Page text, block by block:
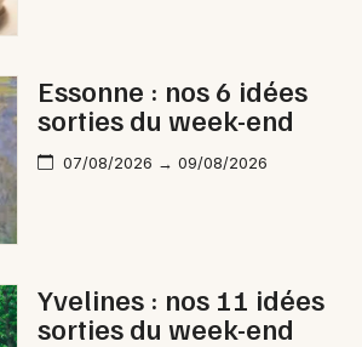
Essonne : nos 6 idées
sorties du week-end
07/08/2026 → 09/08/2026
Yvelines : nos 11 idées
sorties du week-end